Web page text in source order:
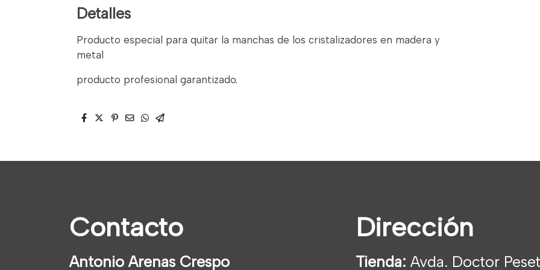
Detalles
Producto especial para quitar la manchas de los cristalizadores en madera y
metal
producto profesional garantizado.
Contacto
Antonio Arenas Crespo
Dirección
Tienda: Avda. Doctor